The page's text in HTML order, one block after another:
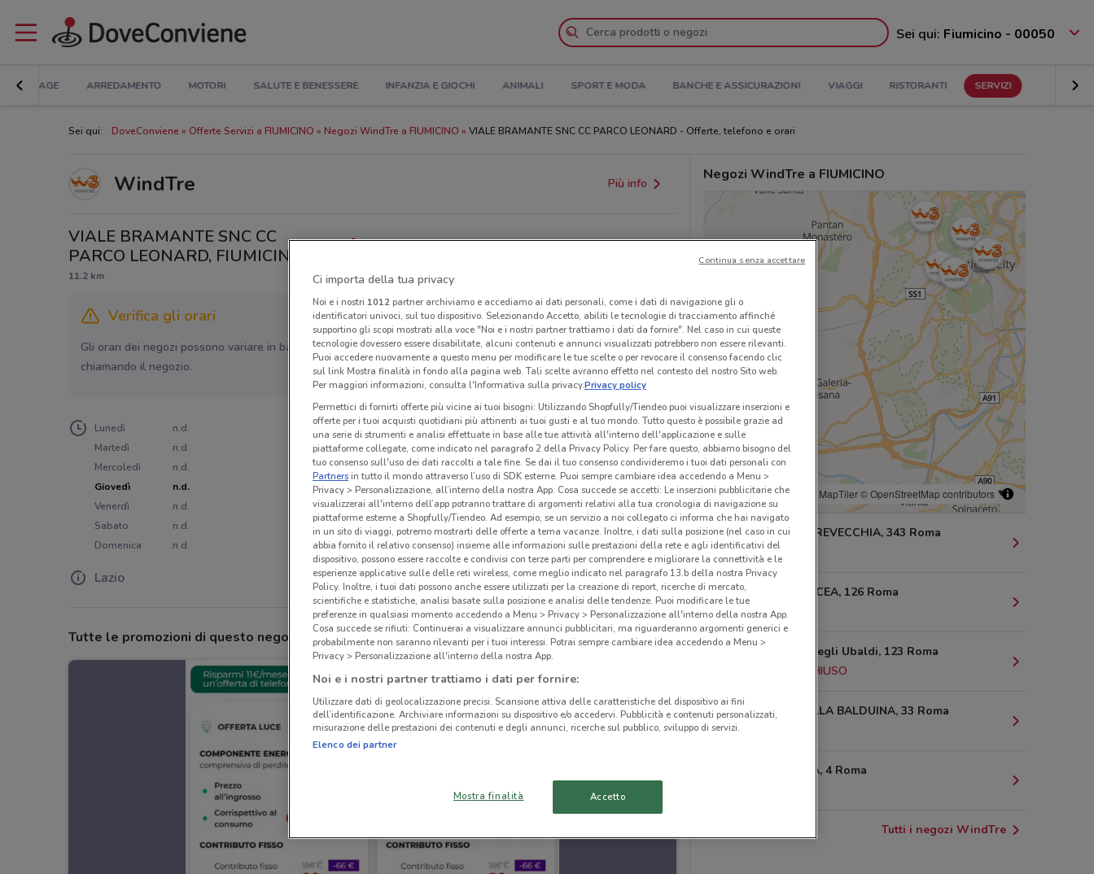
Sei qui: Fiumicino - 00050
BRICOLAGE ARREDAMENTO MOTORI SALUTE E BENESSERE INFANZIA E GIOCHI ANIMALI SPORT E MODA BANCHE E ASSICURAZIONI VIAGGI RISTORANTI SERVIZI
Sei qui: DoveConviene Offerte Servizi a FIUMICINO Negozi WindTre a FIUMICINO VIALE BRAMANTE SNC CC PARCO LEONARD - Offerte, telefono e orari
WindTre Più info
VIALE BRAMANTE SNC CC
PARCO LEONARD, FIUMICINO
11.2 km
Verifica gli orari
Gli orari dei negozi possono variare in base agli ultimi provvedimenti regionali o nazionali. Verifica l’accuratezza
chiamando il negozio.
Lunedì
n.d.
Martedì
n.d.
Mercoledì
n.d.
Giovedì
n.d.
Venerdì
n.d.
Sabato
n.d.
Domenica
n.d.
Lazio
Tutte le promozioni di questo negozio
Negozi WindTre a FIUMICINO
© MapTiler© OpenStreetMap contributors
VIA DI TORREVECCHIA, 343 Roma
9.6 km
VIA DI BOCCEA, 126 Roma
9.8 km
Via Baldo degli Ubaldi, 123 Roma
CHIUSO
PIAZZA DELLA BALDUINA, 33 Roma
VIA CANDIA, 4 Roma
Tutti i negozi WindTre
Ci importa della tua privacy
Noi e i nostri 1012partner archiviamo e accediamo ai dati personali, come i dati di navigazione gli o
identificatori univoci, sul tuo dispositivo. Selezionando Accetto, abiliti le tecnologie di tracciamento affinché
supportino gli scopi mostrati alla voce "Noi e i nostri partner trattiamo i dati da fornire". Nel caso in cui queste
tecnologie dovessero essere disabilitate, alcuni contenuti e annunci visualizzati potrebbero non essere rilevanti.
Puoi accedere nuovamente a questo menu per modificare le tue scelte o per revocare il consenso facendo clic
sul link Mostra finalità in fondo alla pagina web. Tali scelte avranno effetto nel contesto del nostro Sito web.
Per maggiori informazioni, consulta l'Informativa sulla privacy.Privacy policy
Permettici di fornirti offerte più vicine ai tuoi bisogni: Utilizzando Shopfully/Tiendeo puoi visualizzare inserzioni e
offerte per i tuoi acquisti quotidiani più attinenti ai tuoi gusti e al tuo mondo. Tutto questo è possibile grazie ad
una serie di strumenti e analisi effettuate in base alle tue attività all'interno dell'applicazione e sulle
piattaforme collegate, come indicato nel paragrafo 2 della Privacy Policy. Per fare questo, abbiamo bisogno del
tuo consenso sull'uso dei dati raccolti a tale fine. Se dai il tuo consenso condivideremo i tuoi dati personali con
Partnersin tutto il mondo attraverso l’uso di SDK esterne. Puoi sempre cambiare idea accedendo a Menu >
Privacy > Personalizzazione, all’interno della nostra App. Cosa succede se accetti: Le inserzioni pubblicitarie che
visualizzerai all'interno dell’app potranno trattare di argomenti relativi alla tua cronologia di navigazione su
piattaforme esterne a Shopfully/Tiendeo. Ad esempio, se un servizio a noi collegato ci informa che hai navigato
in un sito di viaggi, potremo mostrarti delle offerte a tema vacanze. Inoltre, i dati sulla posizione (nel caso in cui
abbia fornito il relativo consenso) insieme alle informazioni sulle prestazioni della rete e agli identificativi del
dispositivo, possono essere raccolte e condivisi con terze parti per comprendere e migliorare la connettività e le
esperienze applicative sulle delle reti wireless, come meglio indicato nel paragrafo 13.b della nostra Privacy
Policy. Inoltre, i tuoi dati possono anche essere utilizzati per la creazione di report, ricerche di mercato,
scientifiche e statistiche, analisi basate sulla posizione e analisi delle tendenze. Puoi modificare le tue
preferenze in qualsiasi momento accedendo a Menu > Privacy > Personalizzazione all'interno della nostra App.
Cosa succede se rifiuti: Continuerai a visualizzare annunci pubblicitari, ma riguarderanno argomenti generici e
probabilmente non saranno rilevanti per i tuoi interessi. Potrai sempre cambiare idea accedendo a Menu >
Privacy > Personalizzazione all'interno della nostra App.
Noi e i nostri partner trattiamo i dati per fornire:
Utilizzare dati di geolocalizzazione precisi. Scansione attiva delle caratteristiche del dispositivo ai fini
dell’identificazione. Archiviare informazioni su dispositivo e/o accedervi. Pubblicità e contenuti personalizzati,
misurazione delle prestazioni dei contenuti e degli annunci, ricerche sul pubblico, sviluppo di servizi.
Elenco dei partner
Mostra finalità Accetto
Continua senza accettare